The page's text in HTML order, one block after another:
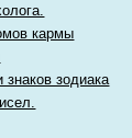
кармы
знаков зодиака